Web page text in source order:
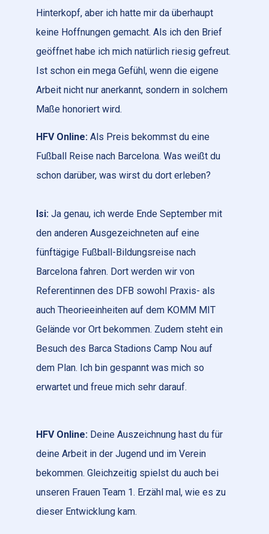
Hinterkopf, aber ich hatte mir da überhaupt
keine Hoffnungen gemacht. Als ich den Brief
geöffnet habe ich mich natürlich riesig gefreut.
Ist schon ein mega Gefühl, wenn die eigene
Arbeit nicht nur anerkannt, sondern in solchem
Maße honoriert wird.
HFV Online: Als Preis bekommst du eine
Fußball Reise nach Barcelona. Was weißt du
schon darüber, was wirst du dort erleben?
Isi: Ja genau, ich werde Ende September mit
den anderen Ausgezeichneten auf eine
fünftägige Fußball-Bildungsreise nach
Barcelona fahren. Dort werden wir von
Referentinnen des DFB sowohl Praxis- als
auch Theorieeinheiten auf dem KOMM MIT
Gelände vor Ort bekommen. Zudem steht ein
Besuch des Barca Stadions Camp Nou auf
dem Plan. Ich bin gespannt was mich so
erwartet und freue mich sehr darauf.
HFV Online: Deine Auszeichnung hast du für
deine Arbeit in der Jugend und im Verein
bekommen. Gleichzeitig spielst du auch bei
unseren Frauen Team 1. Erzähl mal, wie es zu
dieser Entwicklung kam.